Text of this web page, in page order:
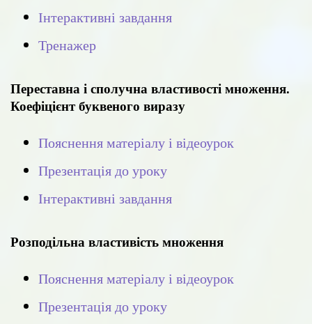
Інтерактивні завдання
Тренажер
Переставна і сполучна властивості множення.
Коефіцієнт буквеного виразу
Пояснення матеріалу і відеоурок
Презентація до уроку
Інтерактивні завдання
Розподільна властивість множення
Пояснення матеріалу і відеоурок
Презентація до уроку